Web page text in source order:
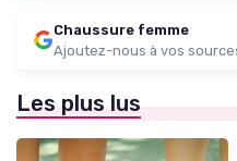
Chaussure femme
Ajoutez-nous à vos
Les plus lus